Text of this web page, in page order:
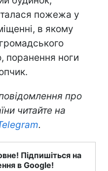
пожежа у
в якому
поранення ноги
про
читайте на
.
Підпишіться на
в Google!